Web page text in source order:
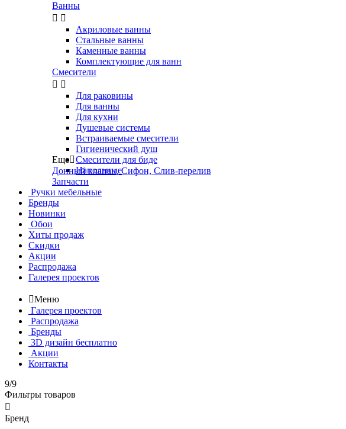
Ванны
 
Акриловые ванны
Стальные ванны
Каменные ванны
Комплектующие для ванн
Смесители
 
Для раковины
Для ванны
Для кухни
Душевые системы
Встраиваемые смесители
Гигиенический душ
Смесители для биде
Напольные
Еще
Донный клапан, Сифон, Слив-перелив
Запчасти
Ручки мебельные
Бренды
Новинки
Обои
Хиты продаж
Скидки
Акции
Распродажа
Галерея проектов
Меню
Галерея проектов
Распродажа
Бренды
3D дизайн бесплатно
Акции
Контакты
9/9
Фильтры товаров

Бренд